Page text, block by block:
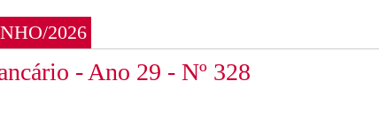
2026
- Ano 29 - Nº 328